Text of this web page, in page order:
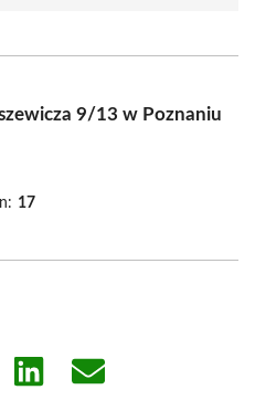
9/13 w Poznaniu
17
Share
Share